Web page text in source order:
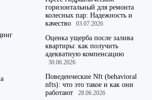
горизонтальный для ремонта
колесных пар: Надежность и
качество
03.07.2026
Оценка ущерба после залива
квартиры: как получить
адекватную компенсацию
30.06.2026
Поведенческие Nft (behavioral
nfts): что это такое и как они
работают
28.06.2026